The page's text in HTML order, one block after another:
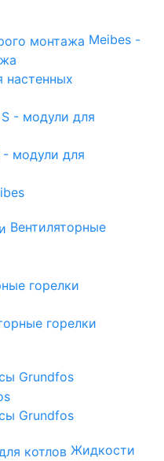
Meibes -
настенных
- модули для
- модули для
Вентиляторные
горелки
горелки
Grundfos
Grundfos
Жидкости